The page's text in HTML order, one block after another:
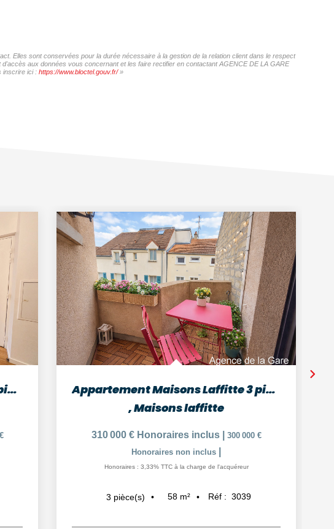
Elles sont conservées pour la durée nécessaire à la gestion de la relation client dans le respect
aux données vous concernant et les faire rectifier en contactant AGENCE DE LA GARE
inscrire ici : https://www.bloctel.gouv.fr/»
Appartement Maisons Laffitte 2 pièces 49.5 m2
Appartement Maisons Laffitte 3 pièces
,Maisons laffitte
310 000 € Honoraires inclus
300 000 €
Honoraires non inclus
Honoraires : 3,33% TTC à la charge de l'acquéreur
3 pièce(s) 58 m² Réf : 3039